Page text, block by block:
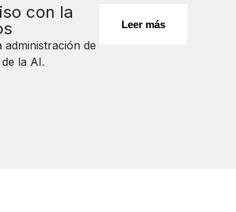
con la
de
la AI.
Leer más